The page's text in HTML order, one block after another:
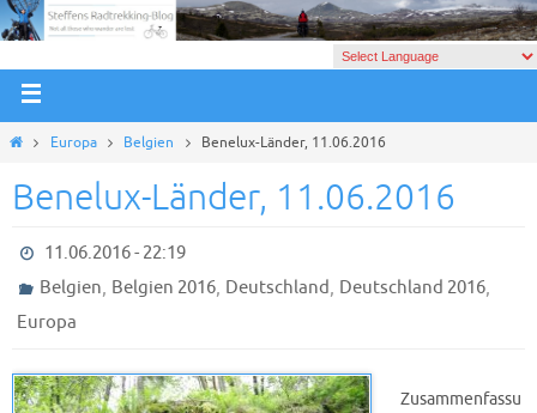
Europa Belgien Benelux-Länder, 11.06.2016
Benelux-Länder, 11.06.2016
11.06.2016 - 22:19
Belgien, Belgien 2016, Deutschland, Deutschland 2016,
Europa
Zusammenfassu